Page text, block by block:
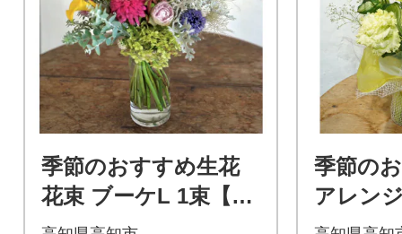
季節のおすすめ生花
花束 ブーケL 1束【C
G025】
季節の
アレン
【